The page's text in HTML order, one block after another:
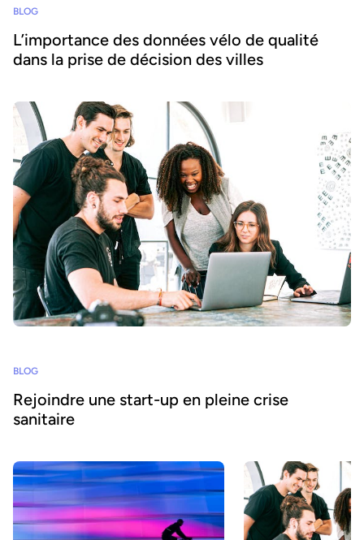
BLOG
L’importance des données vélo de qualité
dans la prise de décision des villes
BLOG
Rejoindre une start-up en pleine crise
sanitaire